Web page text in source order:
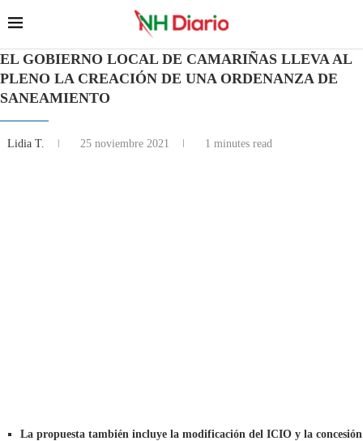
EL GOBIERNO LOCAL DE CAMARIÑAS LLEVA AL
PLENO LA CREACIÓN DE UNA ORDENANZA DE
SANEAMIENTO
Lidia T. 25 noviembre 2021 1 minutes read
La propuesta también incluye la modificación del ICIO y la concesión